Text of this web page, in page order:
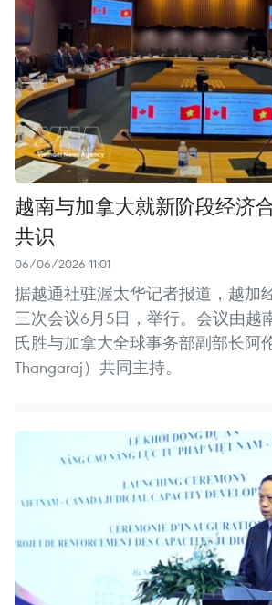
越南与加拿大就新阶段经济
共识
06/06/2026 11:01
据越通社驻渥太华记者报道，越加
三次会议6月5日，举行。会议由越
氏胜与加拿大全球事务部副部长阿
Thangaraj）共同主持。